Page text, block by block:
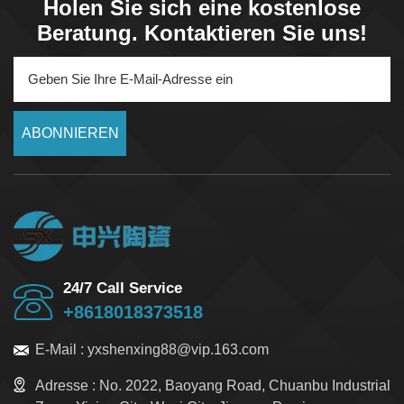
Holen Sie sich eine kostenlose
Beratung. Kontaktieren Sie uns!
ABONNIEREN
24/7 Call Service
+8618018373518
E-Mail : yxshenxing88@vip.163.com
Adresse : No. 2022, Baoyang Road, Chuanbu Industrial